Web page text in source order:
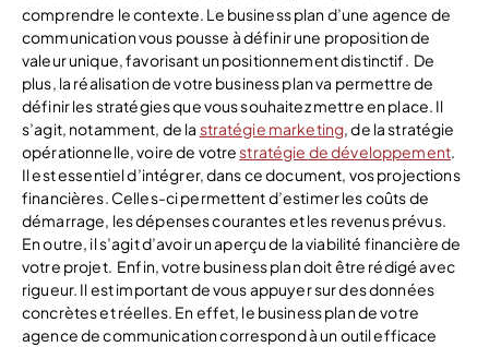
comprendre le contexte. Le business plan d’une agence de
communication vous pousse à définir une proposition de
valeur unique, favorisant un positionnement distinctif. De
plus, la réalisation de votre business plan va permettre de
définir les stratégies que vous souhaitez mettre en place. Il
s’agit, notamment, de la stratégie marketing, de la stratégie
opérationnelle, voire de votrestratégie de développement.
Il est essentiel d’intégrer, dans ce document, vos projections
financières. Celles-ci permettent d’estimer les coûts de
démarrage, les dépenses courantes et les revenus prévus.
En outre, il s’agit d’avoir un aperçu de la viabilité financière de
votre projet. Enfin, votre business plan doit être rédigé avec
rigueur. Il est important de vous appuyer sur des données
concrètes et réelles. En effet, le business plan de votre
agence de communication correspond à un outil efficace